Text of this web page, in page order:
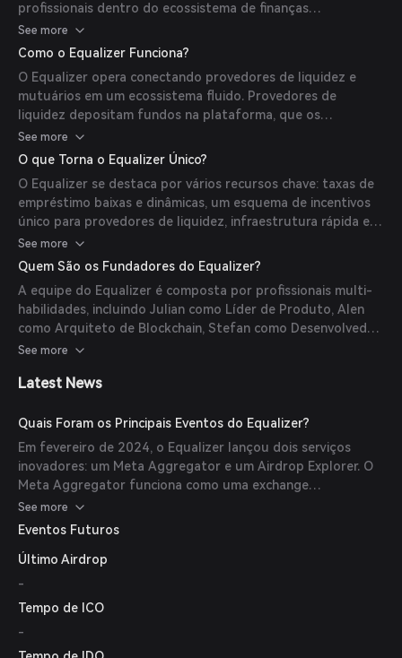
profissionais dentro do ecossistema de finanças
descentralizadas (DeFi). Seu objetivo é fornecer soluções
de empréstimos relâmpago de baixo custo, confiáveis e
escaláveis, atendendo à crescente demanda por esses
serviços em DeFi.
See more
Como o Equalizer Funciona?
O Equalizer opera conectando provedores de liquidez e
mutuários em um ecossistema fluido. Provedores de
liquidez depositam fundos na plataforma, que os
mutuários podem acessar por meio de empréstimos
relâmpago—empréstimos que devem ser tomados e pagos
dentro da mesma transação de blockchain. Esse mecanismo
permite que os usuários alavanquem grandes quantias de
capital para arbitragem, liquidação e outras estratégias
DeFi sem necessidade de garantia.
See more
O que Torna o Equalizer Único?
O Equalizer se destaca por vários recursos chave: taxas de
empréstimo baixas e dinâmicas, um esquema de incentivos
único para provedores de liquidez, infraestrutura rápida e
escalável, suporte para uma gama ilimitada de tokens ERC-
20, uma filosofia amigável à integração, um modelo
exclusivo de governança e capacidades multi-chain,
incluindo suporte para Ethereum, Binance Smart Chain,
Polygon e Optimism.
See more
Quem São os Fundadores do Equalizer?
A equipe do Equalizer é composta por profissionais multi-
habilidades, incluindo Julian como Líder de Produto, Alen
como Arquiteto de Blockchain, Stefan como Desenvolvedor
Líder, Liviu como Gerente de Projeto, Alex como Líder
See more
Latest News
Quais Foram os Principais Eventos do Equalizer?
Em fevereiro de 2024, o Equalizer lançou dois serviços
inovadores: um Meta Aggregator e um Airdrop Explorer. O
Meta Aggregator funciona como uma exchange
descentralizada multi-chain e uma ponte cross-chain,
permitindo trocas de tokens perfeitas entre as principais
identificar e maximizar recompensas de airdrops fornecendo
See more
Eventos Futuros
Último Airdrop
-
Tempo de ICO
-